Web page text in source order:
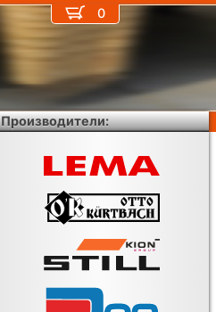
0
Производители: